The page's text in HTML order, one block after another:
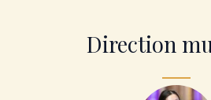
Direction